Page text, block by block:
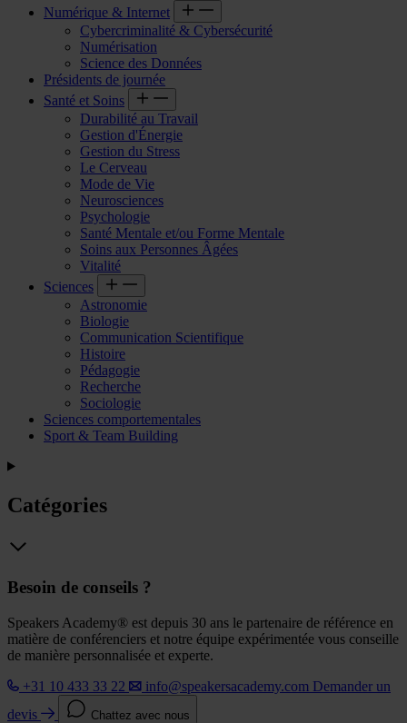
Numérique & Internet
Cybercriminalité & Cybersécurité
Numérisation
Science des Données
Présidents de journée
Santé et Soins
Durabilité au Travail
Gestion d'Énergie
Gestion du Stress
Le Cerveau
Mode de Vie
Neurosciences
Psychologie
Santé Mentale et/ou Forme Mentale
Soins aux Personnes Âgées
Vitalité
Sciences
Astronomie
Biologie
Communication Scientifique
Histoire
Pédagogie
Recherche
Sociologie
Sciences comportementales
Sport & Team Building
Catégories
Besoin de conseils ?
Speakers Academy® est depuis 30 ans le partenaire de référence en
matière de conférenciers et notre équipe expérimentée vous conseille
de manière personnalisée et experte.
+31 10 433 33 22
info@speakersacademy.com Demander un
devis
Chattez avec nous